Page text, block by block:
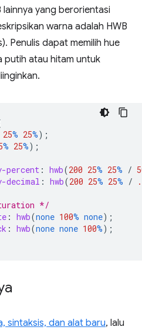
lainnya yang berorientasi
warna adalah HWB
Penulis dapat memilih hue
putih atau hitam untuk
25% 25%);
% 25%);
percent : hwb(200 25% 25% /
decimal : hwb(200 25% 25% /
*/
: hwb(none 100% none);
: hwb(none none 100%);
sintaksis, dan alat baru, lalu